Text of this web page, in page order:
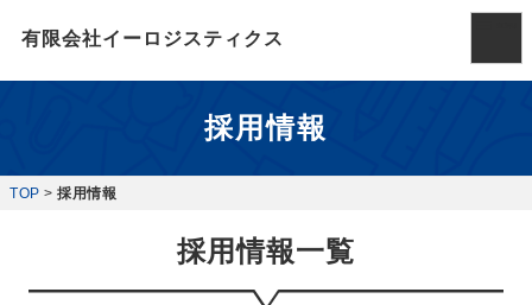
有限会社イーロジスティクス
採用情報
TOP > 採用情報
採用情報一覧